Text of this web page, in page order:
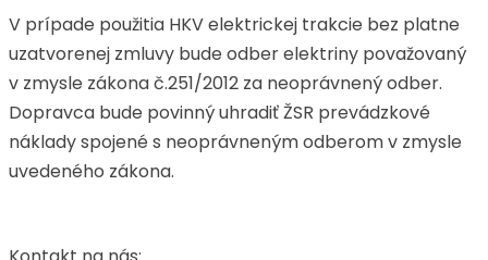
V prípade použitia HKV elektrickej trakcie bez platne
uzatvorenej zmluvy bude odber elektriny považovaný
v zmysle zákona č.251/2012 za neoprávnený odber.
Dopravca bude povinný uhradiť ŽSR prevádzkové
náklady spojené s neoprávneným odberom v zmysle
uvedeného zákona.